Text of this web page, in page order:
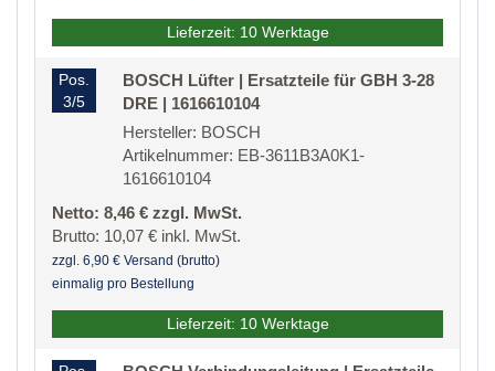
Lieferzeit: 10 Werktage
Pos.
3/5
BOSCH Lüfter | Ersatzteile für GBH 3-28
DRE | 1616610104
Hersteller: BOSCH
Artikelnummer: EB-3611B3A0K1-
1616610104
Netto: 8,46 € zzgl. MwSt.
Brutto: 10,07 € inkl. MwSt.
zzgl. 6,90 € Versand (brutto)
einmalig pro Bestellung
Lieferzeit: 10 Werktage